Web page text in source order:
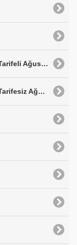
Şehirlerdeki Doğalgaz Birim Fiyatları - Tarifeli Ağustos 2022
Şehirlerdeki Doğalgaz Birim Fiyatları - Tarifesiz Ağustos 2022